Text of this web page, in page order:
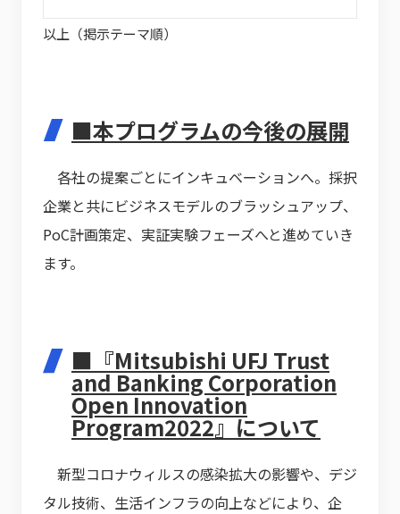
以上（掲示テーマ順）
■本プログラムの今後の展開
各社の提案ごとにインキュベーションへ。採択
企業と共にビジネスモデルのブラッシュアップ、
PoC計画策定、実証実験フェーズへと進めていき
ます。
■『Mitsubishi UFJ Trust
and Banking Corporation
Open Innovation
Program2022』について
新型コロナウィルスの感染拡大の影響や、デジ
タル技術、生活インフラの向上などにより、企